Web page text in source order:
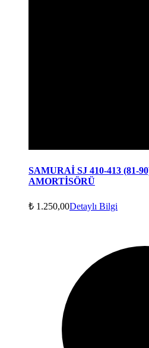
SAMURAİ SJ 410-413 (81-
AMORTİSÖRÜ
₺ 1.250,00Detaylı Bilgi